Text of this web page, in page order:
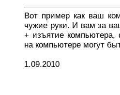
Вот пример как ваш
чужие руки. И вам за
+ изъятие
на компьютере могут
1.09.2010